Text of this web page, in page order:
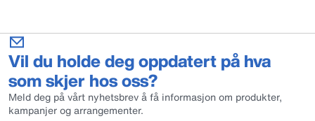
Vil du holde deg oppdatert på hva
som skjer hos oss?
Meld deg på vårt nyhetsbrev å få informasjon om produkter,
kampanjer og arrangementer.